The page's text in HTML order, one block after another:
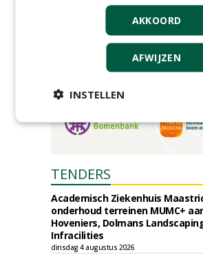
TENDERS
Academisch Ziekenhuis
onderhoud terreinen MUMC+
Hoveniers, Dolmans
Infracilities
dinsdag 4 augustus 2026
AKKOORD
AFWIJZEN
INSTELLEN